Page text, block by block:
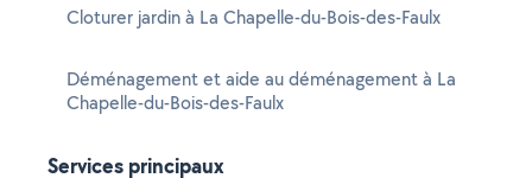
Cloturer jardin à La Chapelle-du-Bois-des-Faulx
Déménagement et aide au déménagement à La
Chapelle-du-Bois-des-Faulx
Services principaux